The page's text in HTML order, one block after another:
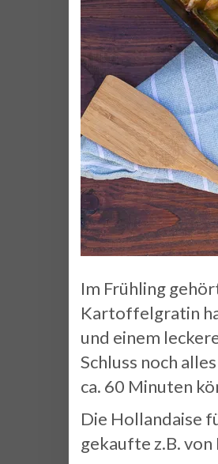
Im Frühling
Kartoffelgratin
und einem
Schluss noch
ca. 60 Minuten
Die Hollandaise
gekaufte z.B. von